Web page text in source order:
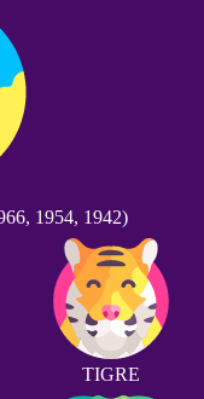
1954, 1942)
TIGRE